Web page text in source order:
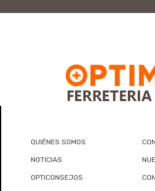
QUIÉNES SOMOS
NOTICIAS
OPTICONSEJOS